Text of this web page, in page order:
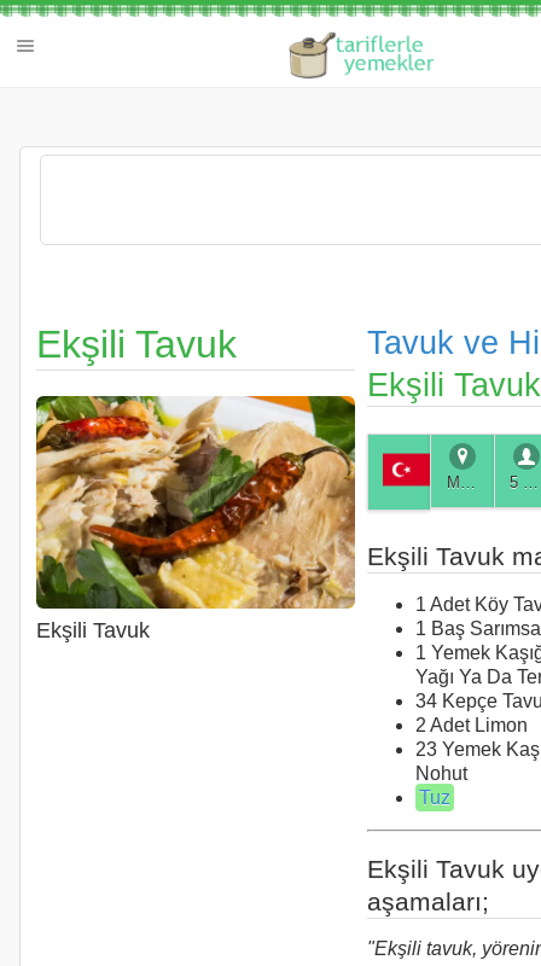
Ekşili Tavuk
Ekşili Tavuk
Tavuk ve
Ekşili Tavuk
Ekşili Tavuk
1 Adet Köy
1 Baş
1 Yemek
Yağı Ya Da
34 Kepçe
2 Adet Limon
23 Yemek
Nohut
Tuz
Ekşili Tavuk
aşamaları;
"Ekşili tavuk,